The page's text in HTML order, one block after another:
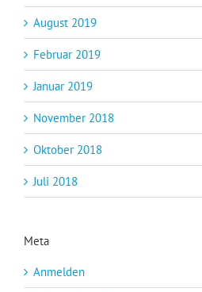
August 2019
Februar 2019
Januar 2019
November 2018
Oktober 2018
Juli 2018
Meta
Anmelden